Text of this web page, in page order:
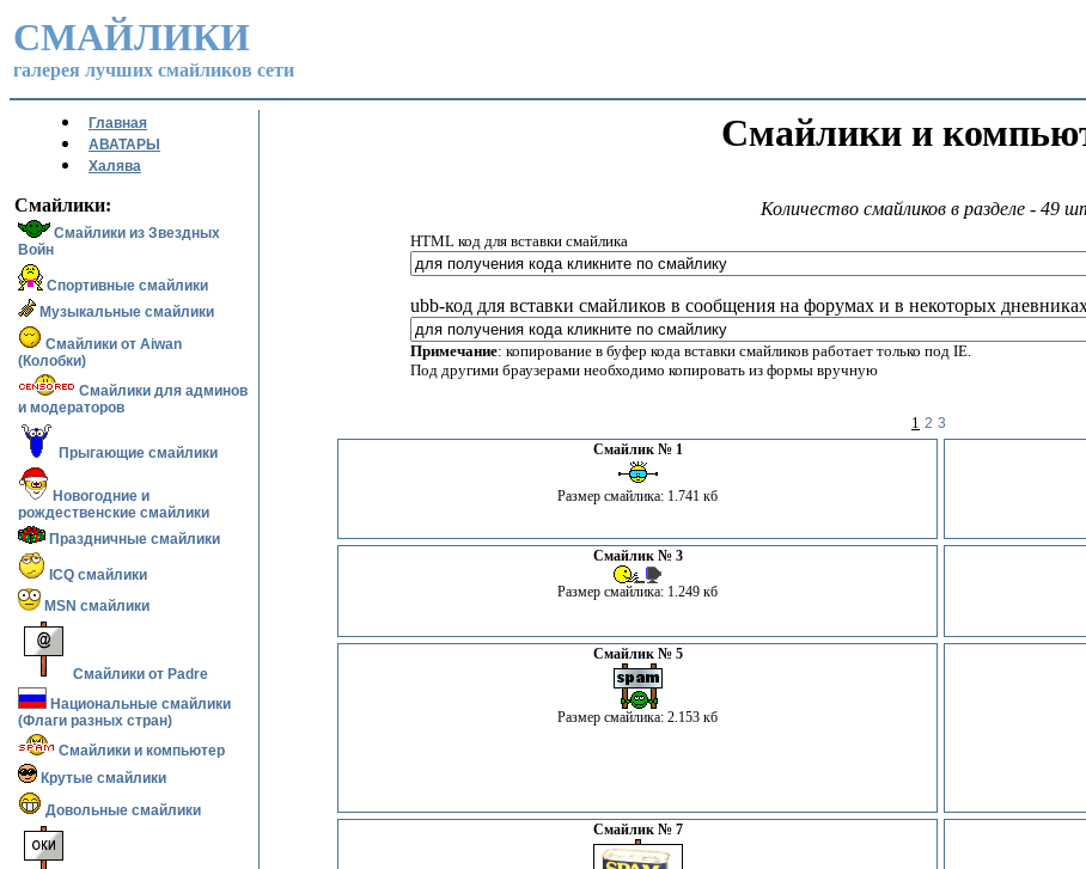
СМАЙЛИКИ
галерея лучших смайликов сети
Главная
АВАТАРЫ
Халява
Смайлики:
Смайлики из Звездных
Войн
Спортивные смайлики
Музыкальные смайлики
Смайлики от Aiwan
(Колобки)
Смайлики для админов
и модераторов
Прыгающие смайлики
Новогодние и
рождественские смайлики
Праздничные смайлики
ICQ смайлики
MSN смайлики
Смайлики от Padre
Национальные смайлики
(Флаги разных стран)
Смайлики и компьютер
Крутые смайлики
Довольные смайлики
Смайлики и
Количество смайликов в разделе - 49
HTML код для вставки смайлика
ubb-код для вставки смайликов в сообщения на форумах и в некоторых
Примечание: копирование в буфер кода вставки смайликов работает только под IE.
Под другими браузерами необходимо копировать из формы вручную
1 2 3
Смайлик № 1
Размер смайлика: 1.741 кб
Смайлик № 3
Размер смайлика: 1.249 кб
Смайлик № 5
Размер смайлика: 2.153 кб
Смайлик № 7